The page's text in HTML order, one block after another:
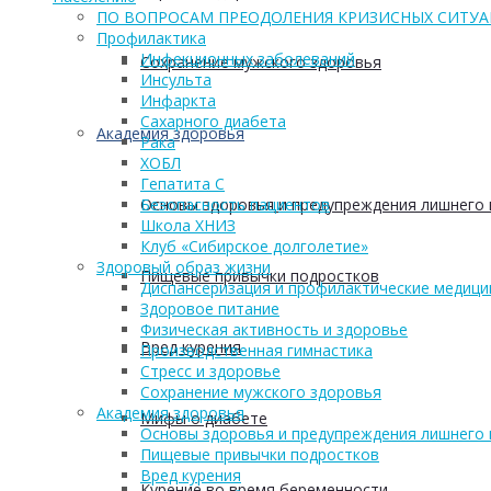
Сохранение мужского здоровья
Академия здоровья
Основы здоровья и предупреждения лишнего
Пищевые привычки подростков
Вред курения
Мифы о диабете
ПО ВОПРОСАМ ПРЕОДОЛЕНИЯ КРИЗИСНЫХ
Профилактика
Инфекционных заболеваний
Инсульта
Инфаркта
Сахарного диабета
Рака
ХОБЛ
Гепатита С
Безопасность пациентов
Школа ХНИЗ
Клуб «Сибирское долголетие»
Здоровый образ жизни
Диспансеризация и профилактические
Здоровое питание
Физическая активность и здоровье
Производственная гимнастика
Стресс и здоровье
Сохранение мужского здоровья
Академия здоровья
Основы здоровья и предупреждения лишнего
Пищевые привычки подростков
Вред курения